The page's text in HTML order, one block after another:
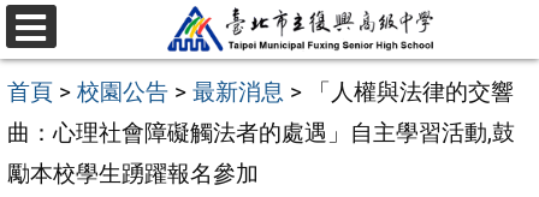
跳
至
主
要
內
選
單
首頁 > 校園公告 > 最新消息 >
「人權與法律的交響
曲：心理社會障礙觸法者的處遇」自主學習活動,鼓
勵本校學生踴躍報名參加